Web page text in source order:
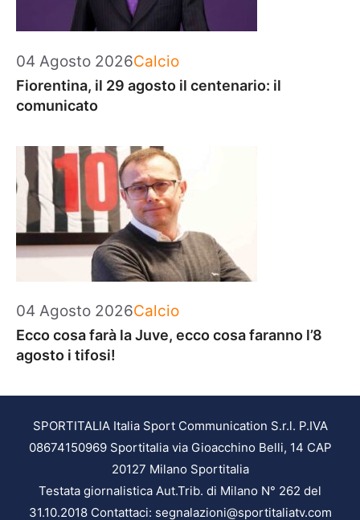
04 Agosto 2026Categorie
Calcio
Fiorentina, il 29 agosto il centenario: il
comunicato
04 Agosto 2026Categorie
Calcio
Ecco cosa farà la Juve, ecco cosa faranno l’8
agosto i tifosi!
SPORTITALIA Italia Sport Communication S.r.l. P.IVA
08674150969 Sportitalia via Gioacchino Belli, 14 CAP
20127 Milano Sportitalia
Testata giornalistica Aut.Trib. di Milano N° 262 del
31.10.2018 Contattaci: segnalazioni@sportitaliatv.com